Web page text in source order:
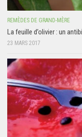
REMÈDES DE GRAND-MÈRE
La feuille d’olivier : un
23 MARS 2017